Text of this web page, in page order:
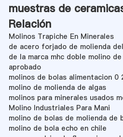
muestras de
Relación
Molinos Trapiche En Minerales
de acero forjado de molienda
de la marca mhc doble molino
aprobado
molinos de bolas alimentacion 0
molino de molienda de algas
molinos para minerales usados
Molino Industriales Para Mani
molino de bolas de molienda de
molino de bola echo en chile